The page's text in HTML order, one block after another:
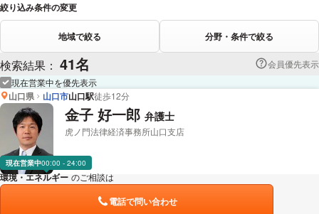
絞り込み条件の変更
地域で絞る 分野・条件で絞る
検索結果： 41名
会員優先表示
現在営業中を優先表示
山口県 山口市山口駅徒歩12分
金子 好一郎 弁護士
虎ノ門法律経済事務所山口支店
現在営業中00:00 - 24:00
環境・エネルギー のご相談は
電話で問い合わせ